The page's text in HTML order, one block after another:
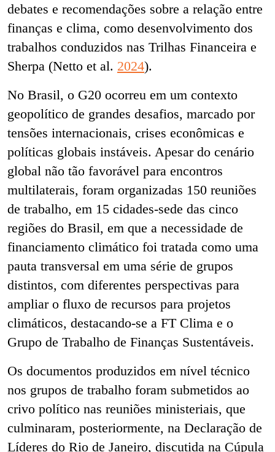
debates e recomendações sobre a relação entre
finanças e clima, como desenvolvimento dos
trabalhos conduzidos nas Trilhas Financeira e
Sherpa (Netto et al. 2024).
No Brasil, o G20 ocorreu em um contexto
geopolítico de grandes desafios, marcado por
tensões internacionais, crises econômicas e
políticas globais instáveis. Apesar do cenário
global não tão favorável para encontros
multilaterais, foram organizadas 150 reuniões
de trabalho, em 15 cidades-sede das cinco
regiões do Brasil, em que a necessidade de
financiamento climático foi tratada como uma
pauta transversal em uma série de grupos
distintos, com diferentes perspectivas para
ampliar o fluxo de recursos para projetos
climáticos, destacando-se a FT Clima e o
Grupo de Trabalho de Finanças Sustentáveis.
Os documentos produzidos em nível técnico
nos grupos de trabalho foram submetidos ao
crivo político nas reuniões ministeriais, que
culminaram, posteriormente, na Declaração de
Líderes do Rio de Janeiro, discutida na Cúpula